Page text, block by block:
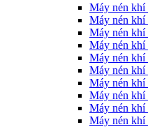
Máy nén khí
Máy nén khí
Máy nén khí
Máy nén khí
Máy nén khí
Máy nén
Máy nén khí
Máy nén khí
Máy nén khí
Máy nén khí